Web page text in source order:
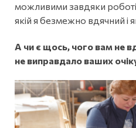
можливими завдяки
якій я безмежно вдячний
А чи є щось, чого вам не
не виправдало ваших